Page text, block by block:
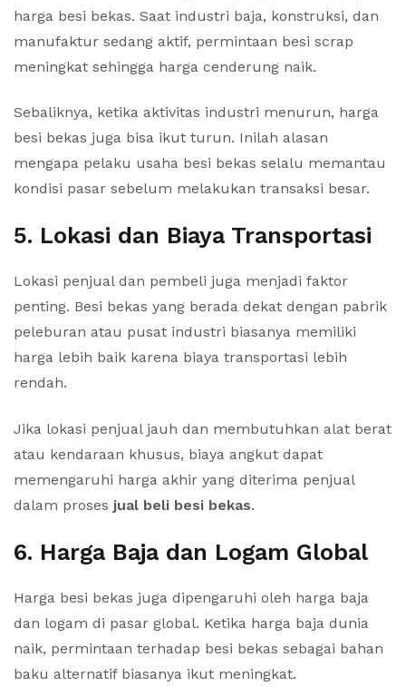
harga besi bekas. Saat industri baja, konstruksi, dan
manufaktur sedang aktif, permintaan besi scrap
meningkat sehingga harga cenderung naik.
Sebaliknya, ketika aktivitas industri menurun, harga
besi bekas juga bisa ikut turun. Inilah alasan
mengapa pelaku usaha besi bekas selalu memantau
kondisi pasar sebelum melakukan transaksi besar.
5. Lokasi dan Biaya Transportasi
Lokasi penjual dan pembeli juga menjadi faktor
penting. Besi bekas yang berada dekat dengan pabrik
peleburan atau pusat industri biasanya memiliki
harga lebih baik karena biaya transportasi lebih
rendah.
Jika lokasi penjual jauh dan membutuhkan alat berat
atau kendaraan khusus, biaya angkut dapat
memengaruhi harga akhir yang diterima penjual
dalam proses jual beli besi bekas.
6. Harga Baja dan Logam Global
Harga besi bekas juga dipengaruhi oleh harga baja
dan logam di pasar global. Ketika harga baja dunia
naik, permintaan terhadap besi bekas sebagai bahan
baku alternatif biasanya ikut meningkat.